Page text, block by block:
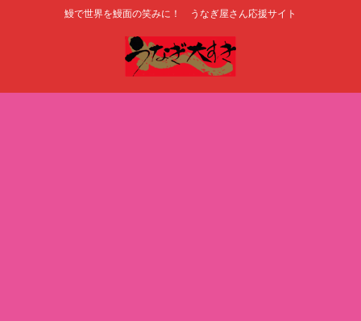
鰻で世界を鰻面の笑みに！ うなぎ屋さん応援サイト